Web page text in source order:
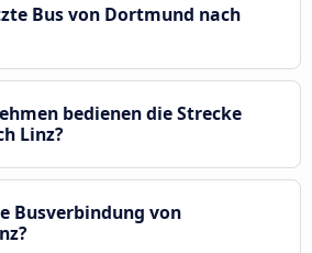
Bus von Dortmund nach
bedienen die Strecke
Linz?
Busverbindung von